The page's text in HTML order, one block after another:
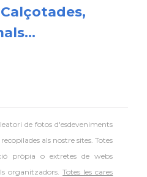
defotos d'esdeveniments
als nostre sites. Totes
pròpia o extretes de webs
organitzadors.Totes les cares